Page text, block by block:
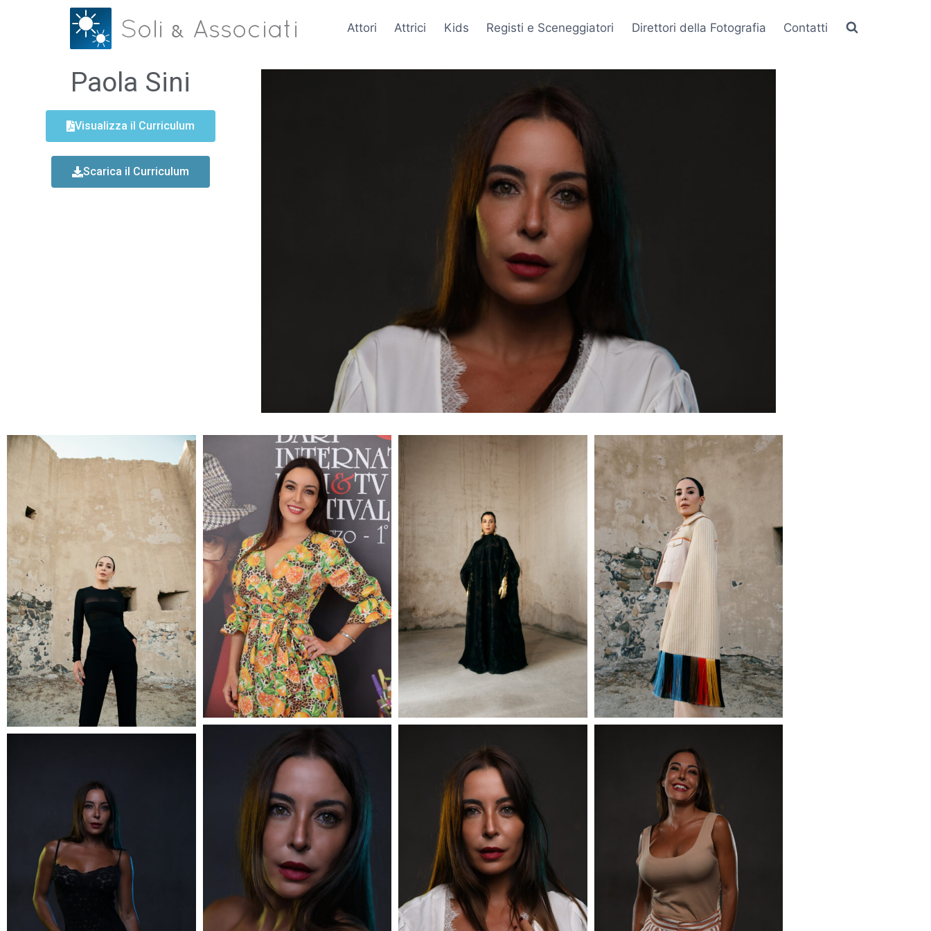
Attori Attrici Kids Registi e Sceneggiatori Direttori della Fotografia Contatti
Paola Sini
Visualizza il Curriculum
Scarica il Curriculum